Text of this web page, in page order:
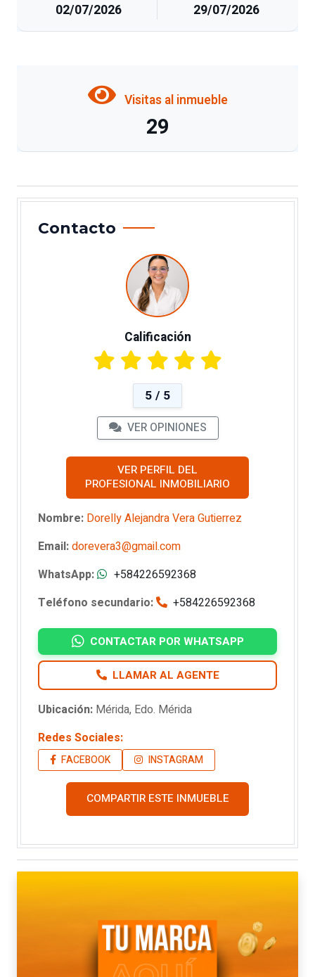
02/07/2026 29/07/2026
Visitas al inmueble
29
Contacto
Calificación
5 / 5
VER OPINIONES
VER PERFIL DEL
PROFESIONAL INMOBILIARIO
Nombre: Dorelly Alejandra Vera Gutierrez
Email:dorevera3@gmail.com
WhatsApp:
+584226592368
Teléfono secundario:
+584226592368
CONTACTAR POR WHATSAPP
LLAMAR AL AGENTE
Ubicación: Mérida, Edo. Mérida
Redes Sociales:
FACEBOOK INSTAGRAM
COMPARTIR ESTE INMUEBLE